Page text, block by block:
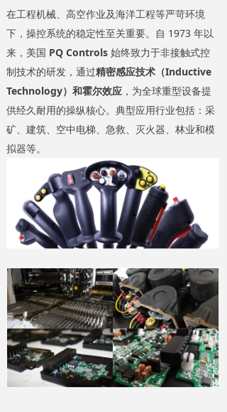
在工程机械、高空作业及海洋工程等严苛环境
下，操控系统的稳定性至关重要。自 1973 年以
来，美国 PQ Controls 始终致力于非接触式控
制技术的研发，通过精密感应技术（Inductive
Technology）和霍尔效应 ，为全球重型设备提
供经久耐用的操纵核心。典型应用行业包括：采
矿、建筑、空中电梯、急救、灭火器、林业和模
拟器等。